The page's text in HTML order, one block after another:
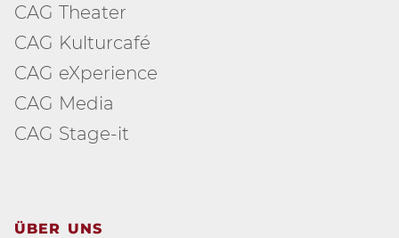
CAG Theater
CAG Kulturcafé
CAG eXperience
CAG Media
CAG Stage-it
ÜBER UNS